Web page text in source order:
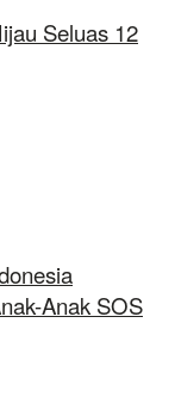
Seluas 12
Anak SOS